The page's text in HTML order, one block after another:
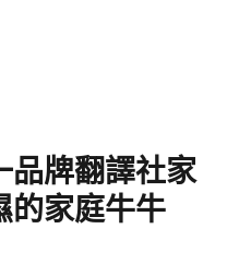
品牌翻譯社家
的家庭牛牛